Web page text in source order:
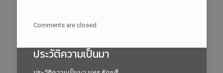
Comments are closed.
ประวัติความเป็นมา